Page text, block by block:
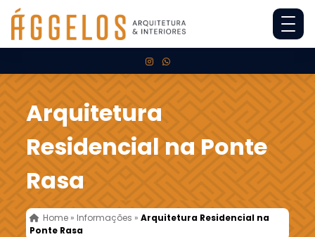
Arquitetura
Residencial na Ponte
Rasa
Home » Informações »Arquitetura Residencial na
Ponte Rasa